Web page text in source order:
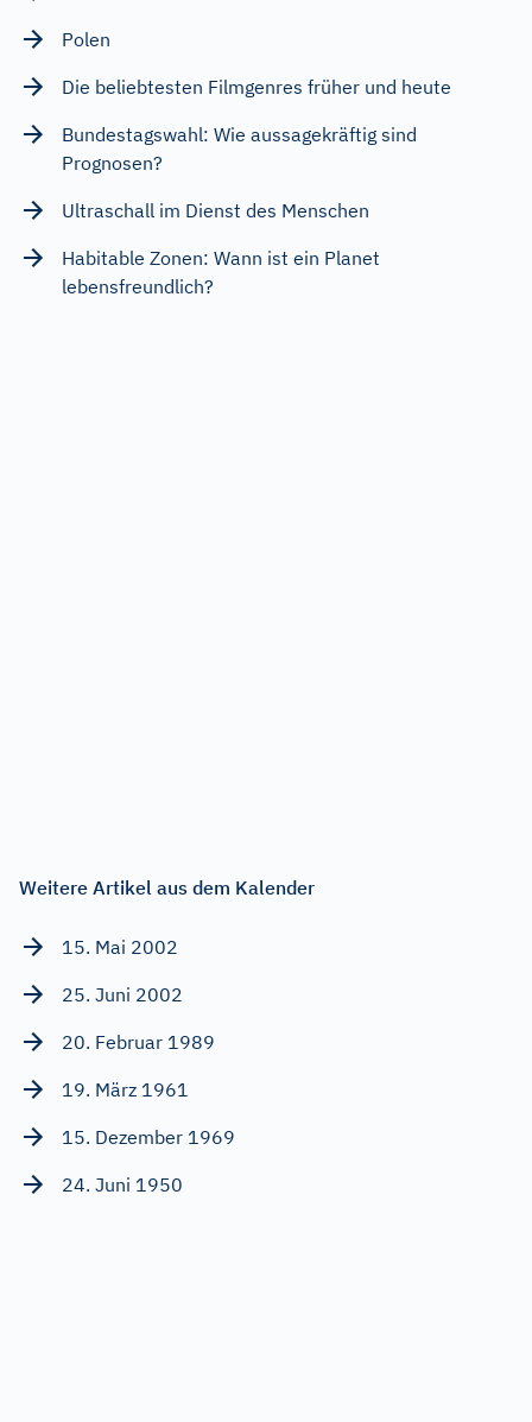
Polen
Die beliebtesten Filmgenres früher und heute
Bundestagswahl: Wie aussagekräftig sind
Prognosen?
Ultraschall im Dienst des Menschen
Habitable Zonen: Wann ist ein Planet
lebensfreundlich?
Weitere Artikel aus dem Kalender
15. Mai 2002
25. Juni 2002
20. Februar 1989
19. März 1961
15. Dezember 1969
24. Juni 1950